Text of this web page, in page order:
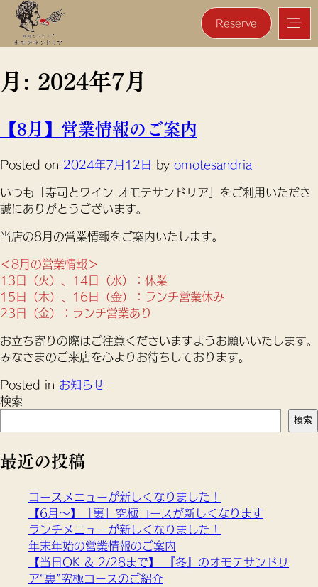
Reserve
月: 2024年7月
【8月】営業情報のご案内
Posted on 2024年7月12日 by omotesandria
いつも「寿司とワイン オモテサンドリア」をご利用いただき
誠にありがとうございます。
当店の8月の営業情報をご案内いたします。
＜8月の営業情報＞
13日（火）、14日（水）：休業
15日（木）、16日（金）：ランチ営業休み
23日（金）：ランチ営業あり
お立ち寄りの際はご注意くださいますようお願いいたします。
みなさまのご来店を心よりお待ちしております。
Posted in お知らせ
検索
検索
最近の投稿
コースメニューが新しくなりました！
【6月～】「裏」究極コースが新しくなります
ランチメニューが新しくなりました！
年末年始の営業情報のご案内
【当日OK & 2/28まで】 『冬』のオモテサンドリ
ア“裏”究極コースのご紹介